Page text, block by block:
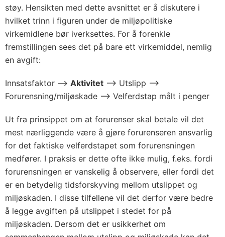
støy. Hensikten med dette avsnittet er å diskutere i
hvilket trinn i figuren under de miljøpolitiske
virkemidlene bør iverksettes. For å forenkle
fremstillingen sees det på bare ett virkemiddel, nemlig
en avgift:
Innsatsfaktor ––> Aktivitet ––> Utslipp ––>
Forurensning/miljøskade ––> Velferdstap målt i penger
Ut fra prinsippet om at forurenser skal betale vil det
mest nærliggende være å gjøre forurenseren ansvarlig
for det faktiske velferdstapet som forurensningen
medfører. I praksis er dette ofte ikke mulig, f.eks. fordi
forurensningen er vanskelig å observere, eller fordi det
er en betydelig tidsforskyving mellom utslippet og
miljøskaden. I disse tilfellene vil det derfor være bedre
å legge avgiften på utslippet i stedet for på
miljøskaden. Dersom det er usikkerhet om